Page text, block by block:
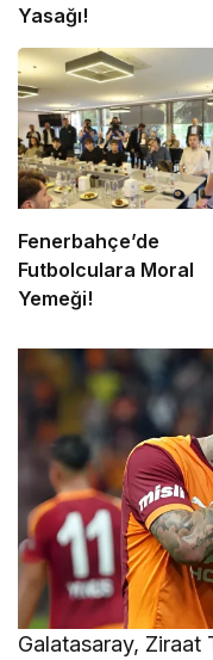
Yasağı!
Fenerbahçe’de
Futbolculara Moral
Yemeği!
Galatasaray, Ziraat